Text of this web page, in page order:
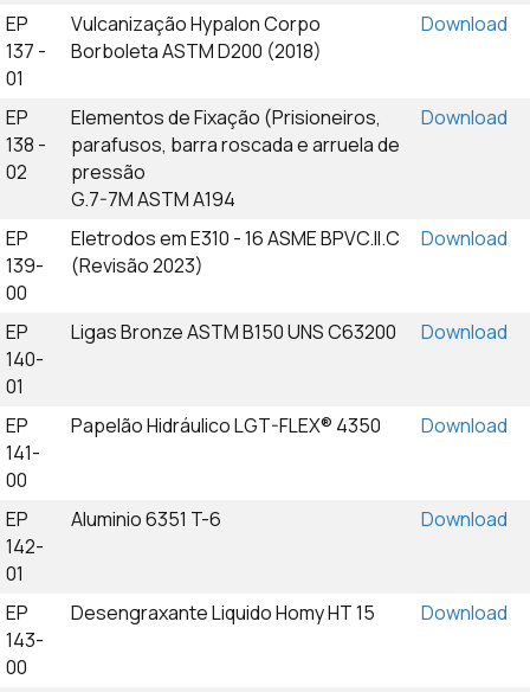
EP
137 -
01
Vulcanização Hypalon Corpo
Borboleta ASTM D200 (2018)
Download
EP
138 -
02
Elementos de Fixação (Prisioneiros,
parafusos, barra roscada e arruela de
pressão
G.7-7M ASTM A194
Download
EP
139-
00
Eletrodos em E310 - 16 ASME BPVC.II.C
(Revisão 2023)
Download
EP
140-
01
Ligas Bronze ASTM B150 UNS C63200 Download
EP
141-
00
Papelão Hidráulico LGT-FLEX® 4350 Download
EP
142-
01
Aluminio 6351 T-6 Download
EP
143-
00
Desengraxante Liquido Homy HT 15 Download